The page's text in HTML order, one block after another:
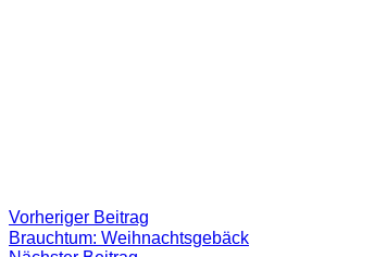
Beitragsnavigation
Vorheriger Beitrag
Beitrag:
Brauchtum: Weihnachtsgebäck